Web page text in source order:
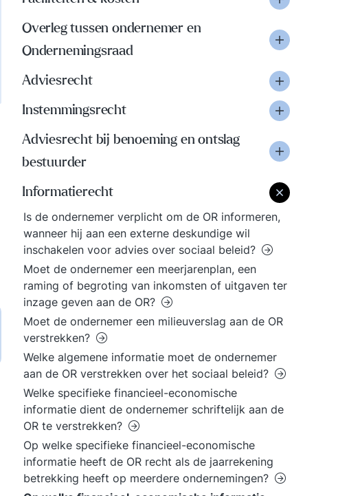
Overleg tussen ondernemer en
Ondernemingsraad
Adviesrecht
Instemmingsrecht
Adviesrecht bij benoeming en ontslag
bestuurder
Informatierecht
Is de ondernemer verplicht om de OR informeren,
wanneer hij aan een externe deskundige wil
inschakelen voor advies over sociaal beleid?
Moet de ondernemer een meerjarenplan, een
raming of begroting van inkomsten of uitgaven ter
inzage geven aan de OR?
Moet de ondernemer een milieuverslag aan de OR
verstrekken?
Welke algemene informatie moet de ondernemer
aan de OR verstrekken over het sociaal beleid?
Welke specifieke financieel-economische
informatie dient de ondernemer schriftelijk aan de
OR te verstrekken?
Op welke specifieke financieel-economische
informatie heeft de OR recht als de jaarrekening
betrekking heeft op meerdere ondernemingen?